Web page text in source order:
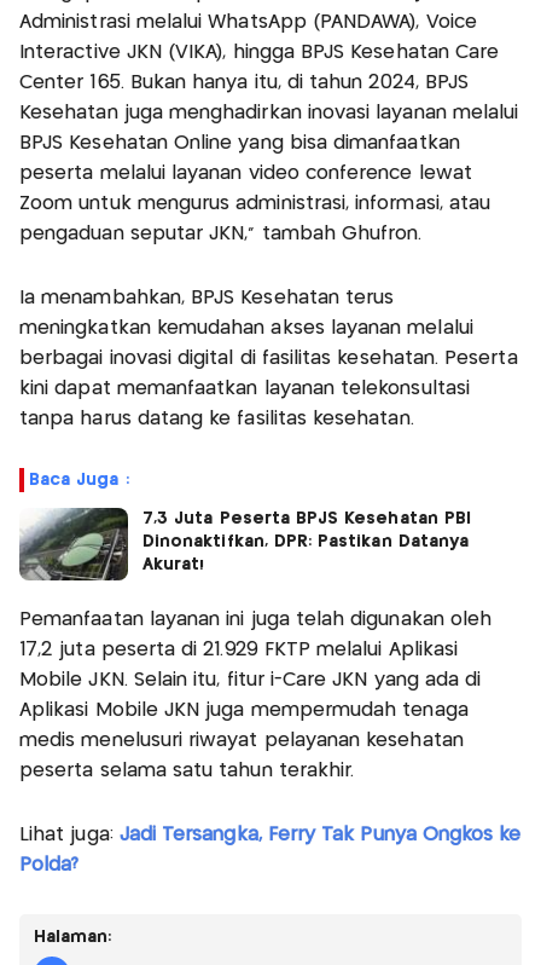
Administrasi melalui WhatsApp (PANDAWA), Voice
Interactive JKN (VIKA), hingga BPJS Kesehatan Care
Center 165. Bukan hanya itu, di tahun 2024, BPJS
Kesehatan juga menghadirkan inovasi layanan melalui
BPJS Kesehatan Online yang bisa dimanfaatkan
peserta melalui layanan video conference lewat
Zoom untuk mengurus administrasi, informasi, atau
pengaduan seputar JKN," tambah Ghufron.
Ia menambahkan, BPJS Kesehatan terus
meningkatkan kemudahan akses layanan melalui
berbagai inovasi digital di fasilitas kesehatan. Peserta
kini dapat memanfaatkan layanan telekonsultasi
tanpa harus datang ke fasilitas kesehatan.
Baca Juga :
7,3 Juta Peserta BPJS Kesehatan PBI
Dinonaktifkan, DPR: Pastikan Datanya
Akurat!
Pemanfaatan layanan ini juga telah digunakan oleh
17,2 juta peserta di 21.929 FKTP melalui Aplikasi
Mobile JKN. Selain itu, fitur i-Care JKN yang ada di
Aplikasi Mobile JKN juga mempermudah tenaga
medis menelusuri riwayat pelayanan kesehatan
peserta selama satu tahun terakhir.
Lihat juga: Jadi Tersangka, Ferry Tak Punya Ongkos ke
Polda?
Halaman: